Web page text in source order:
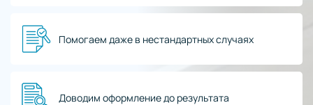
Помогаем даже в нестандартных случаях
Доводим оформление до результата